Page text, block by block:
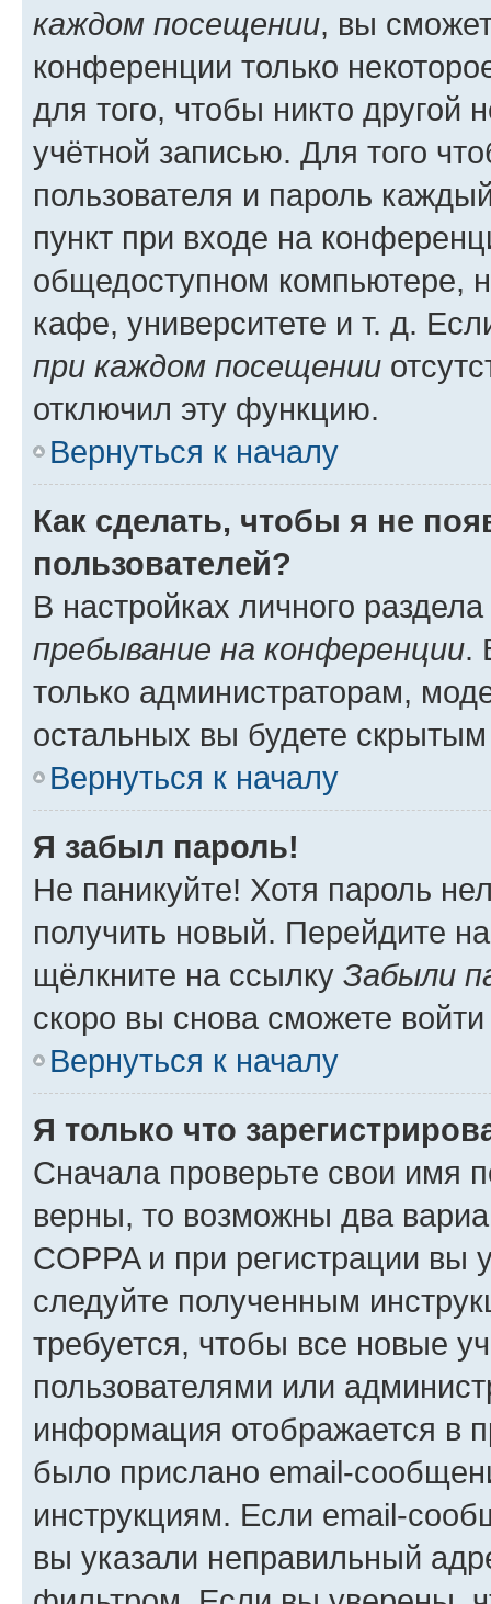
каждом посещении, вы
конференции только
для того, чтобы никто другой
учётной записью. Для того
пользователя и пароль
пункт при входе на
общедоступном компьютере,
кафе, университете и т. д.
при каждом посещении
отключил эту функцию.
Вернуться к началу
Как сделать, чтобы я не
пользователей?
В настройках личного
пребывание на конференции.
только администраторам,
остальных вы будете
Вернуться к началу
Я забыл пароль!
Не паникуйте! Хотя пароль
получить новый. Перейдите
щёлкните на ссылку Забыли
скоро вы снова сможете
Вернуться к началу
Я только что
Сначала проверьте свои имя
верны, то возможны два
COPPA и при регистрации вы
следуйте полученным
требуется, чтобы все новые
пользователями или
информация отображается в
было прислано email-
инструкциям. Если email-
вы указали неправильный